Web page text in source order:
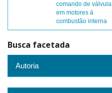
comando de válvula
em motores à
combustão interna
Busca facetada
Autoria